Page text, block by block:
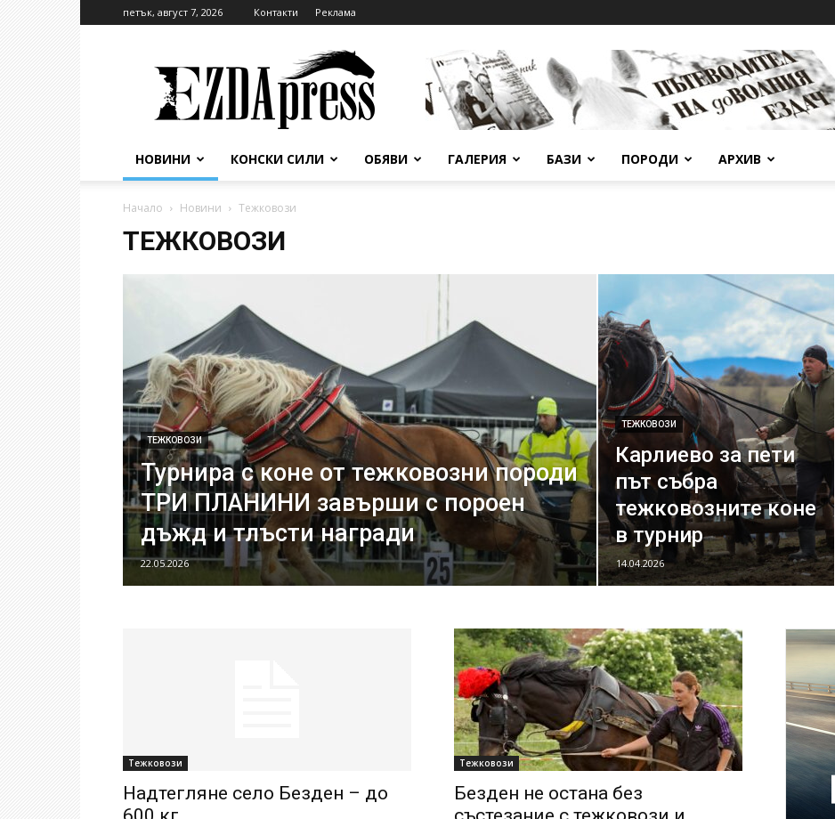
петък, август 7, 2026 Контакти Реклама
НОВИНИ КОНСКИ СИЛИ ОБЯВИ ГАЛЕРИЯ БАЗИ ПОРОДИ АРХИВ
Начало Новини Тежковози
ТЕЖКОВОЗИ
ТЕЖКОВОЗИ
Турнира с коне от тежковозни породи
ТРИ ПЛАНИНИ завърши с пороен
дъжд и тлъсти награди
22.05.2026
ТЕЖКОВОЗИ
Карлиево за пети
път събра
тежковозните коне
в турнир
14.04.2026
Тежковози
Надтегляне село Безден – до
Тежковози
Безден не остана без